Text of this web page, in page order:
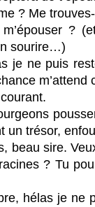
? Me
?
sourire…)
je ne puis
m’attend
un trésor,
beau sire.
? Tu
hélas je ne